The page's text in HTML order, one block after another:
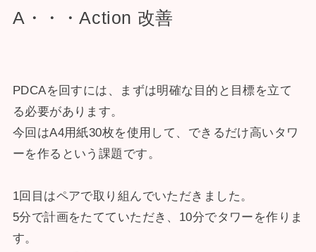
A・・・Action 改善
PDCAを回すには、まずは明確な目的と目標を立て
る必要があります。
今回はA4用紙30枚を使用して、できるだけ高いタワ
ーを作るという課題です。
1回目はペアで取り組んでいただきました。
5分で計画をたてていただき、10分でタワーを作りま
す。